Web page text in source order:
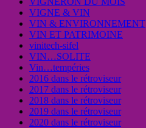
VIGNE & VIN
VIN & ENVIRONNEMENT
VIN ET PATRIMOINE
vinitech-sifel
VIN…SOLITE
Vin…tempéries
2016 dans le rétroviseur
2017 dans le rétroviseur
2018 dans le rétroviseur
2019 dans le rétroviseur
2020 dans le rétroviseur